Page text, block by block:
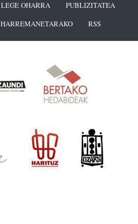
LEGE OHARRA
PUBLIZITATEA
HARREMANETARAKO RSS